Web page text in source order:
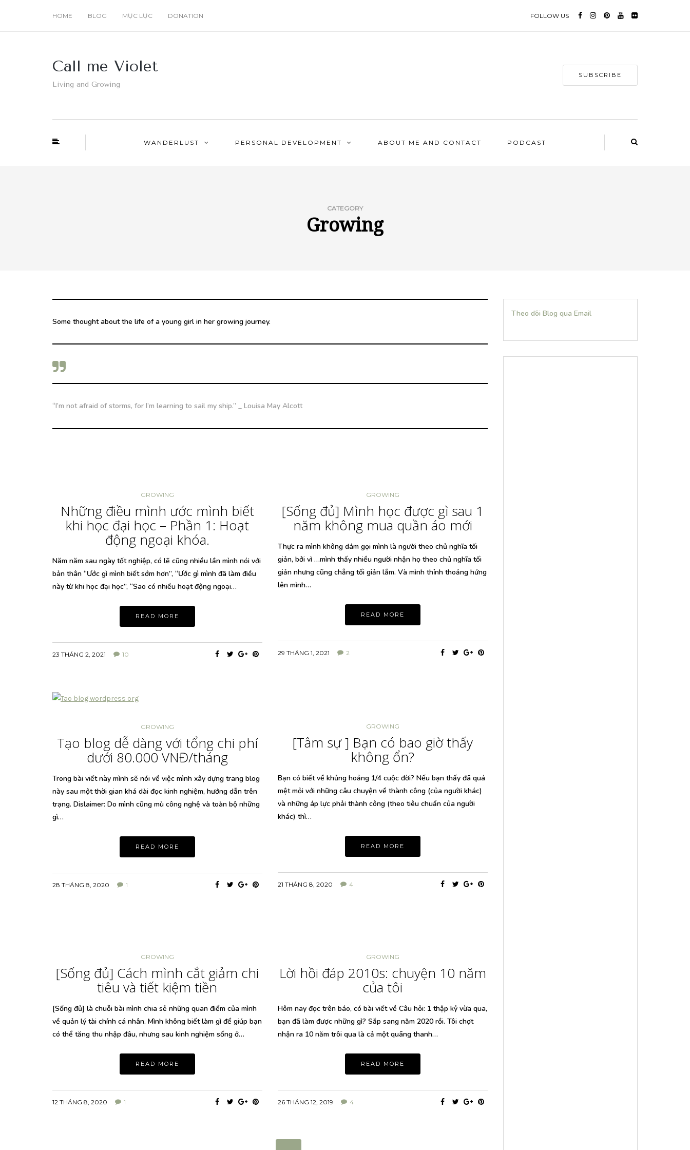
HOME BLOG MỤC LỤC DONATION FOLLOW US
Call me Violet
Living and Growing
SUBSCRIBE
WANDERLUST PERSONAL DEVELOPMENT ABOUT ME AND CONTACT PODCAST
CATEGORY
Growing
Some thought about the life of a young girl in her growing journey.
“I’m not afraid of storms, for I’m learning to sail my ship.” _ Louisa May Alcott
GROWING
Những điều mình ước mình biết
khi học đại học – Phần 1: Hoạt
động ngoại khóa.
Năm năm sau ngày tốt nghiệp, có lẽ cũng nhiều lần mình nói với
bản thân “Ước gì mình biết sớm hơn”, “Ước gì mình đã làm điều
này từ khi học đại học”, “Sao có nhiều hoạt động ngoại…
READ MORE
23 THÁNG 2, 2021 10
GROWING
[Sống đủ] Mình học được gì sau 1
năm không mua quần áo mới
Thực ra mình không dám gọi mình là người theo chủ nghĩa tối
giản, bởi vì …mình thấy nhiều người nhận họ theo chủ nghĩa tối
giản nhưng cũng chẳng tối giản lắm. Và mình thỉnh thoảng hứng
lên mình…
READ MORE
29 THÁNG 1, 2021 2
GROWING
Tạo blog dễ dàng với tổng chi phí
dưới 80.000 VNĐ/tháng
Trong bài viết này mình sẽ nói về việc mình xây dựng trang blog
này sau một thời gian khá dài đọc kinh nghiệm, hướng dẫn trên
trạng. Dislaimer: Do mình cũng mù công nghệ và toàn bộ những
gì…
READ MORE
28 THÁNG 8, 2020 1
GROWING
[Tâm sự ] Bạn có bao giờ thấy
không ổn?
Bạn có biết về khủng hoảng 1/4 cuộc đời? Nếu bạn thấy đã quá
mệt mỏi với những câu chuyện về thành công (của người khác)
và những áp lực phải thành công (theo tiêu chuẩn của người
khác) thì…
READ MORE
21 THÁNG 8, 2020 4
GROWING
[Sống đủ] Cách mình cắt giảm chi
tiêu và tiết kiệm tiền
[Sống đủ] là chuỗi bài mình chia sẻ những quan điểm của mình
về quản lý tài chính cá nhân. Mình không biết làm gì để giúp bạn
có thể tăng thu nhập đâu, nhưng sau kinh nghiệm sống ở…
READ MORE
12 THÁNG 8, 2020 1
GROWING
Lời hồi đáp 2010s: chuyện 10 năm
của tôi
Hôm nay đọc trên báo, có bài viết về Câu hỏi: 1 thập kỷ vừa qua,
bạn đã làm được những gì? Sắp sang năm 2020 rồi. Tôi chợt
nhận ra 10 năm trôi qua là cả một quãng thanh…
READ MORE
26 THÁNG 12, 2019 4
Theo dõi Blog qua Email